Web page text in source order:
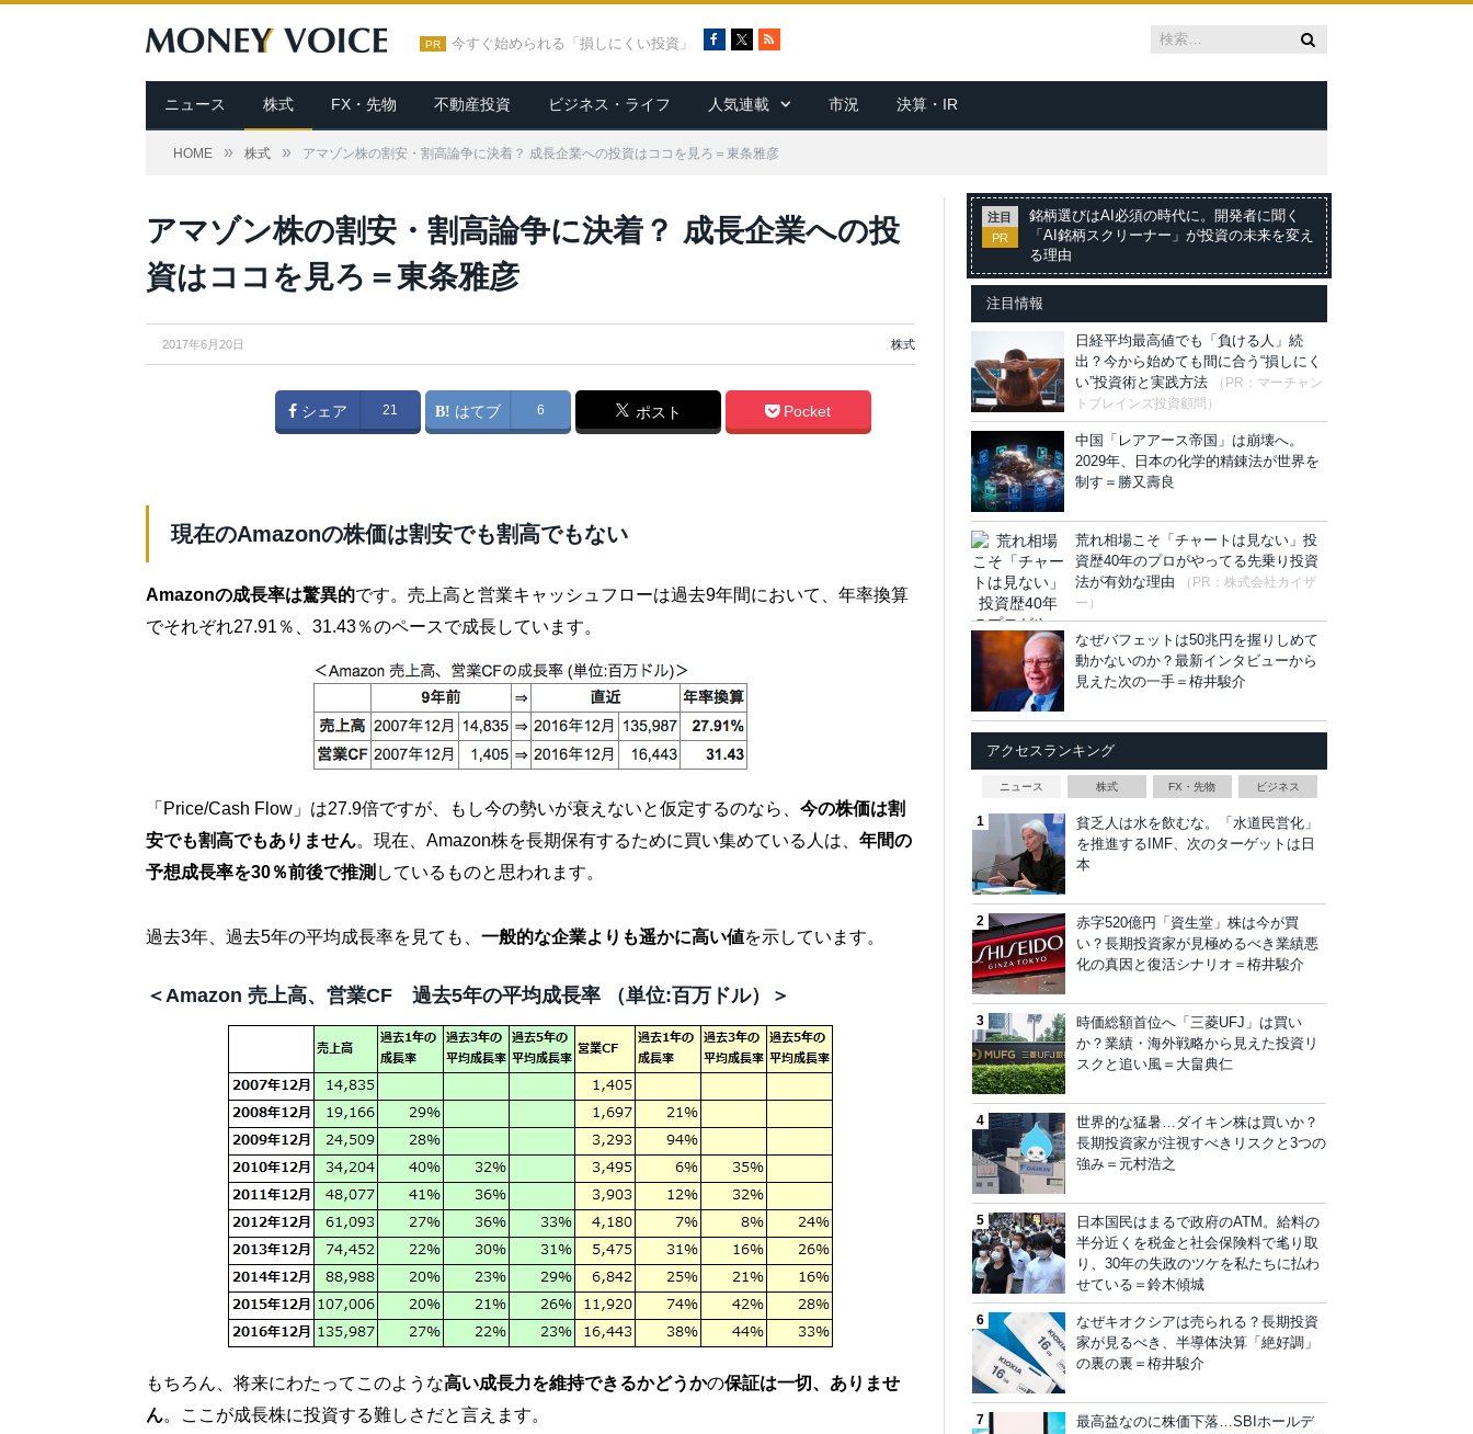
PR 今すぐ始められる「損しにくい投資」
c
e
b
R
S
ニュース 株式 FX・先物 不動産投資 ビジネス・ライフ 人気連載 市況 決算・IR
HOME » 株式 » アマゾン株の割安・割高論争に決着？ 成長企業への投資はココを見ろ＝東条雅彦
Ken Wolter / Shutterstock.com
アマゾン株の割安・割高論争に決着？ 成長企業への投
資はココを見ろ＝東条雅彦
2017年6月20日 株式
シェア 21 はてブ 6 ポスト Pocket
現在のAmazonの株価は割安でも割高でもない
Amazonの成長率は驚異的です。売上高と営業キャッシュフローは過去9年間において、年率換算
でそれぞれ27.91％、31.43％のペースで成長しています。
「Price/Cash Flow」は27.9倍ですが、もし今の勢いが衰えないと仮定するのなら、 今の株価は割
安でも割高でもありません。現在、Amazon株を長期保有するために買い集めている人は、 年間の
予想成長率を30％前後で推測 しているものと思われます。
過去3年、過去5年の平均成長率を見ても、 一般的な企業よりも遥かに高い値を示しています。
＜Amazon 売上高、営業CF 過去5年の平均成長率 （単位:百万ドル）＞
もちろん、将来にわたってこのような高い成長力を維持できるかどうかの保証は一切、ありませ
ん。ここが成長株に投資する難しさだと言えます。
注目
PR
銘柄選びはAI必須の時代に。開発者に聞く
「AI銘柄スクリーナー」が投資の未来を変え
る理由
注目情報
日経平均最高値でも「負ける人」続
出？今から始めても間に合う“損しにく
い”投資術と実践方法
（PR：マーチャン
トブレインズ投資顧問）
中国「レアアース帝国」は崩壊へ。
2029年、日本の化学的精錬法が世界を
制す＝勝又壽良
荒れ相場こそ「チャートは見ない」投
資歴40年のプロがやってる先乗り投資
法が有効な理由
（PR：株式会社カイザ
ー）
なぜバフェットは50兆円を握りしめて
動かないのか？最新インタビューから
見えた次の一手＝栫井駿介
アクセスランキング
ニュース 株式 FX・先物 ビジネス
貧乏人は水を飲むな。「水道民営化」
を推進するIMF、次のターゲットは日
本
赤字520億円「資生堂」株は今が買
い？長期投資家が見極めるべき業績悪
化の真因と復活シナリオ＝栫井駿介
時価総額首位へ「三菱UFJ」は買い
か？業績・海外戦略から見えた投資リ
スクと追い風＝大畠典仁
世界的な猛暑…ダイキン株は買いか？
長期投資家が注視すべきリスクと3つの
強み＝元村浩之
日本国民はまるで政府のATM。給料の
半分近くを税金と社会保険料で毟り取
り、30年の失政のツケを私たちに払わ
せている＝鈴木傾城
なぜキオクシアは売られる？長期投資
家が見るべき、半導体決算「絶好調」
の裏の裏＝栫井駿介
最高益なのに株価下落…SBIホールデ